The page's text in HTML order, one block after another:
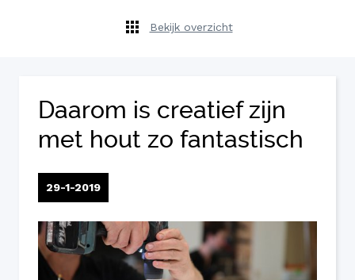
Bekijk overzicht
Daarom is creatief zijn
met hout zo fantastisch
29-1-2019